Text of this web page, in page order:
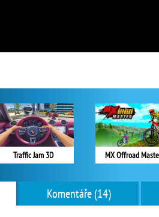
Traffic Jam 3D MX Offroad
Komentáře (14)